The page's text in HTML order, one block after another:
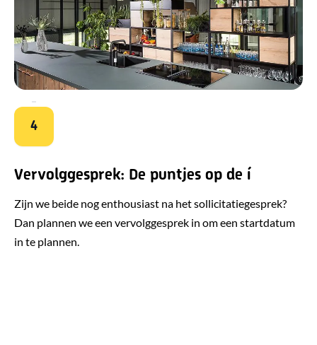
Vervolggesprek: De puntjes op de í
Zijn we beide nog enthousiast na het sollicitatiegesprek?
Dan plannen we een vervolggesprek in om een startdatum
in te plannen.
4